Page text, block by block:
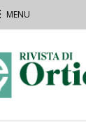
Orticoltura